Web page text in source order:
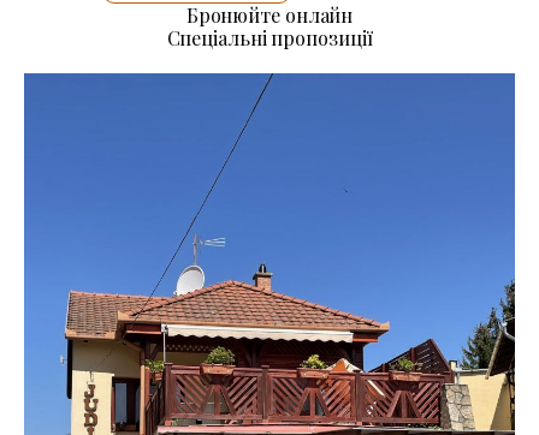
Бронюйте онлайн
Спеціальні пропозиції